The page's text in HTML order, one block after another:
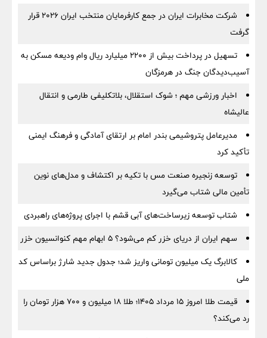
شرکت مخابرات ایران در جمع کارفرمایان منتخب ایران ۲۰۲۶ قرار
گرفت
تسهیل در پرداخت بیش از ۲۲۰۰ میلیارد ریال وام ودیعه مسکن به
آسیب‌دیدگان جنگ در هرمزگان
اخبار ورزشی مهم ؛ شوک استقلال، بلاتکلیفی طارمی و انتقال
عالیشاه
مدیرعامل پتروشیمی بندر امام بر ارتقای آمادگی و فرهنگ ایمنی
تأکید کرد
توسعه زنجیره صنعت مس با تکیه بر اکتشاف و مدل‌های نوین
تأمین مالی شتاب می‌گیرد
شتاب توسعه زیرساخت‌های آبی قشم با اجرای پروژه‌های راهبردی
سهم ایران از دریای خزر کم می‌شود؟ ۵ ابهام مهم کنوانسیون خزر
کالابرگ یک میلیون تومانی واریز شد؛ جدول جدید شارژ براساس کد
ملی
قیمت طلا امروز ۱۵ مرداد ۱۴۰۵؛ طلا ۱۸ میلیون و ۷۰۰ هزار تومان را
رد می‌کند؟